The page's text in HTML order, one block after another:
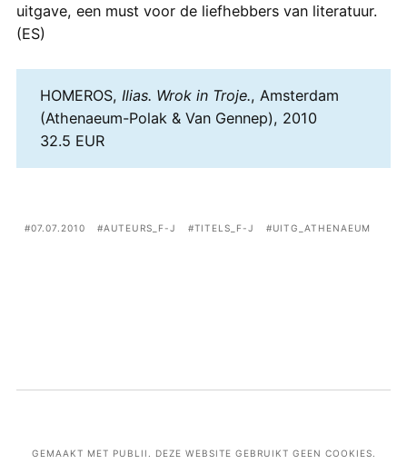
uitgave, een must voor de liefhebbers van literatuur.
(ES)
HOMEROS, Ilias. Wrok in Troje., Amsterdam
(Athenaeum-Polak & Van Gennep), 2010
32.5 EUR
07.07.2010 AUTEURS_F-J TITELS_F-J UITG_ATHENAEUM
GEMAAKT MET PUBLII. DEZE WEBSITE GEBRUIKT GEEN COOKIES.